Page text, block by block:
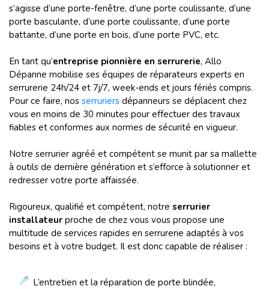
s’agisse d’une porte-fenêtre, d’une porte coulissante, d’une
porte basculante, d’une porte coulissante, d’une porte
battante, d’une porte en bois, d’une porte PVC, etc.
En tant qu’entreprise pionnière en serrurerie, Allo
Dépanne mobilise ses équipes de réparateurs experts en
serrurerie 24h/24 et 7j/7, week-ends et jours fériés compris.
Pour ce faire, nos serruriers dépanneurs se déplacent chez
vous en moins de 30 minutes pour effectuer des travaux
fiables et conformes aux normes de sécurité en vigueur.
Notre serrurier agréé et compétent se munit par sa mallette
à outils de dernière génération et s’efforce à solutionner et
redresser votre porte affaissée.
Rigoureux, qualifié et compétent, notre serrurier
installateur proche de chez vous vous propose une
multitude de services rapides en serrurerie adaptés à vos
besoins et à votre budget. Il est donc capable de réaliser :
L’entretien et la réparation de porte blindée,